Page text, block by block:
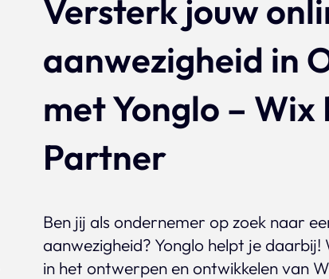
Versterk jouw
aanwezigheid in
met Yonglo – Wix
Partner
Ben jij als ondernemer op zoek naar
aanwezigheid? Yonglo helpt je daarbij!
in het ontwerpen en ontwikkelen van